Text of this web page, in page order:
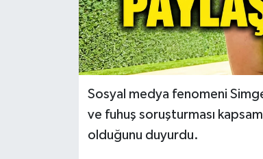
Sosyal medya fenomeni
ve fuhuş soruşturması
olduğunu duyurdu.